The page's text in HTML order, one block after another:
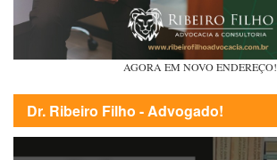
AGORA EM NOVO ENDEREÇO!
Dr. Ribeiro Filho - Advogado!